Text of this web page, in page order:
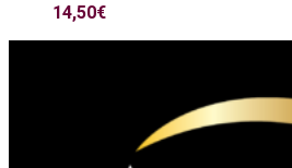
14,50€